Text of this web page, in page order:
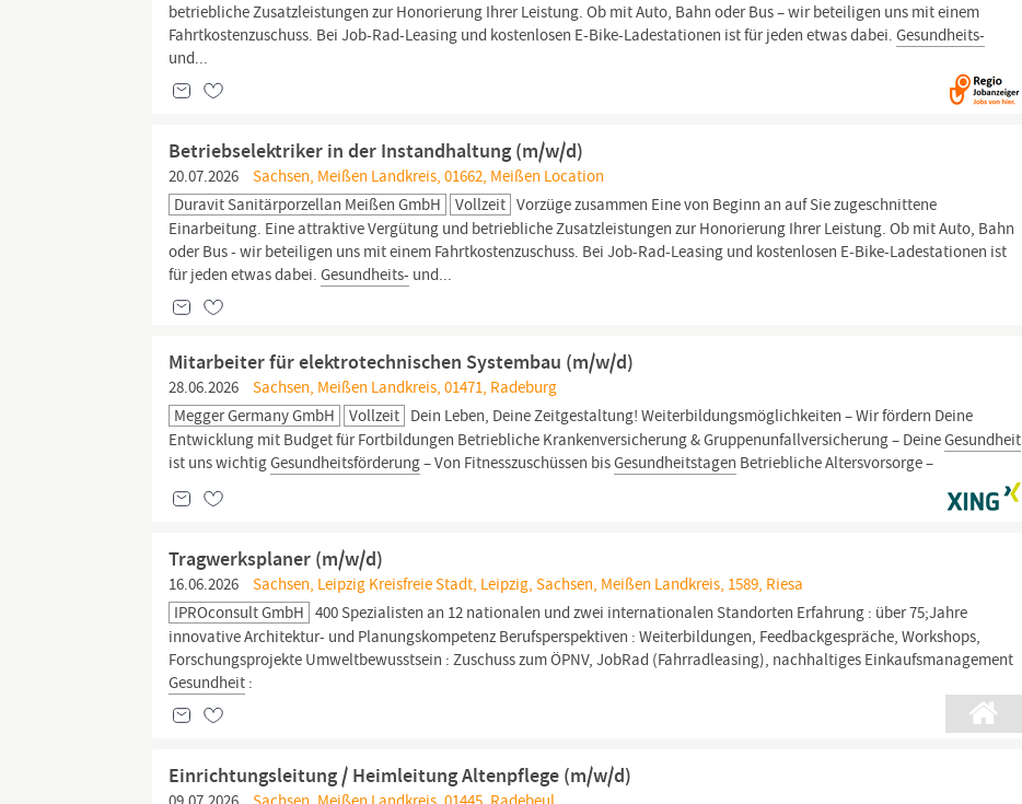
betriebliche Zusatzleistungen zur Honorierung Ihrer Leistung. Ob mit Auto, Bahn oder Bus – wir beteiligen uns mit einem
Fahrtkostenzuschuss. Bei Job-Rad-Leasing und kostenlosen E-Bike-Ladestationen ist für jeden etwas dabei.Gesundheits-
und...
Betriebselektriker in der Instandhaltung (m/w/d)
20.07.2026
Sachsen, Meißen Landkreis, 01662, Meißen Location
Duravit Sanitärporzellan Meißen GmbH
Vollzeit Vorzüge zusammen Eine von Beginn an auf Sie zugeschnittene
Einarbeitung. Eine attraktive Vergütung und betriebliche Zusatzleistungen zur Honorierung Ihrer Leistung. Ob mit Auto, Bahn
oder Bus - wir beteiligen uns mit einem Fahrtkostenzuschuss. Bei Job-Rad-Leasing und kostenlosen E-Bike-Ladestationen ist
für jeden etwas dabei.Gesundheits- und...
Mitarbeiter für elektrotechnischen Systembau (m/w/d)
28.06.2026
Sachsen, Meißen Landkreis, 01471, Radeburg
Megger Germany GmbH
Vollzeit Dein Leben, Deine Zeitgestaltung! Weiterbildungsmöglichkeiten – Wir fördern Deine
Entwicklung mit Budget für Fortbildungen Betriebliche Krankenversicherung & Gruppenunfallversicherung – DeineGesundheit
ist uns wichtigGesundheitsförderung– Von Fitnesszuschüssen bisGesundheitstagen Betriebliche Altersvorsorge –
Tragwerksplaner (m/w/d)
16.06.2026
Sachsen, Leipzig Kreisfreie Stadt, Leipzig, Sachsen, Meißen Landkreis, 1589, Riesa
IPROconsult GmbH 400 Spezialisten an 12 nationalen und zwei internationalen Standorten Erfahrung : über 75;Jahre
innovative Architektur- und Planungskompetenz Berufsperspektiven : Weiterbildungen, Feedbackgespräche, Workshops,
Forschungsprojekte Umweltbewusstsein : Zuschuss zum ÖPNV, JobRad (Fahrradleasing), nachhaltiges Einkaufsmanagement
Gesundheit :
Einrichtungsleitung / Heimleitung Altenpflege (m/w/d)